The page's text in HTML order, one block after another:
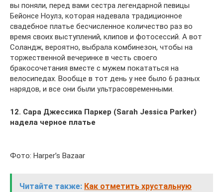
вы поняли, перед вами сестра легендарной певицы
Бейонсе Ноулз, которая надевала традиционное
свадебное платье бесчисленное количество раз во
время своих выступлений, клипов и фотосессий. А вот
Соландж, вероятно, выбрала комбинезон, чтобы на
торжественной вечеринке в честь своего
бракосочетания вместе с мужем покататься на
велосипедах. Вообще в тот день у нее было 6 разных
нарядов, и все они были ультрасовременными.
12. Сара Джессика Паркер (Sarah Jessica Parker)
надела черное платье
Фото: Harper’s Bazaar
Читайте также: Как отметить хрустальную